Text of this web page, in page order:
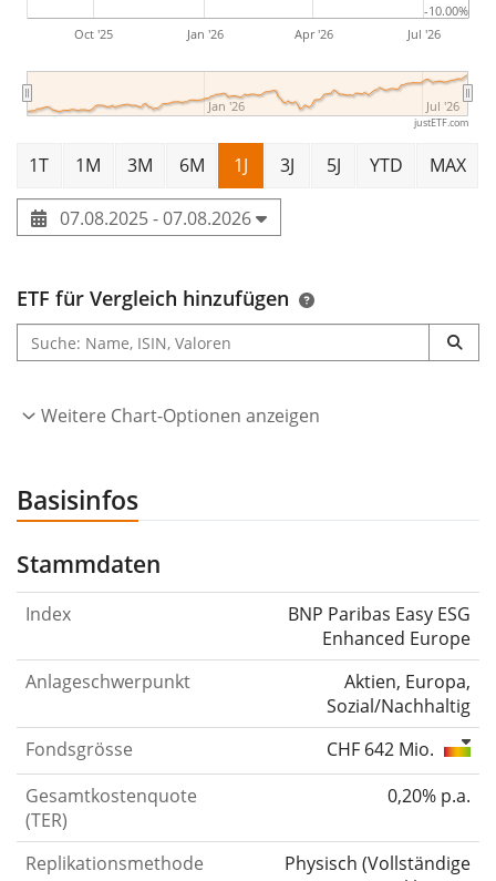
Oct '25 Jan '26 Apr '26 Jul '26
Jan '26 Jul '26
-10.00%
justETF.com
1T 1M 3M 6M 1J 3J 5J YTD MAX
07.08.2025 - 07.08.2026
ETF für Vergleich hinzufügen
Weitere Chart-Optionen anzeigen
Basisinfos
Stammdaten
Index
BNP Paribas Easy ESG
Enhanced Europe
Anlageschwerpunkt
Aktien, Europa,
Sozial/Nachhaltig
Fondsgrösse
CHF 642 Mio.
Gesamtkostenquote
(TER)
0,20% p.a.
Replikationsmethode Physisch (Vollständige